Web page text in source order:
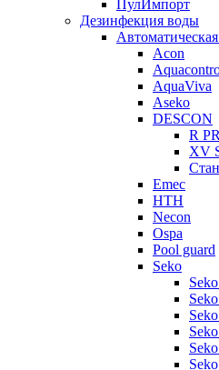
ПулИмпорт
Дезинфекция воды
Acon
AquaViva
Aseko
DESCON
R
XV
Emec
HTH
Necon
Ospa
Pool guard
Seko